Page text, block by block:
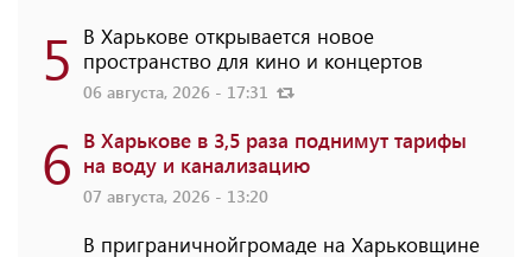
5 В Харькове открывается новое
пространство для кино и концертов
06 августа, 2026 - 17:31
6 В Харькове в 3,5 раза поднимут тарифы
на воду и канализацию
07 августа, 2026 - 13:20
В приграничнойгромаде на Харьковщине